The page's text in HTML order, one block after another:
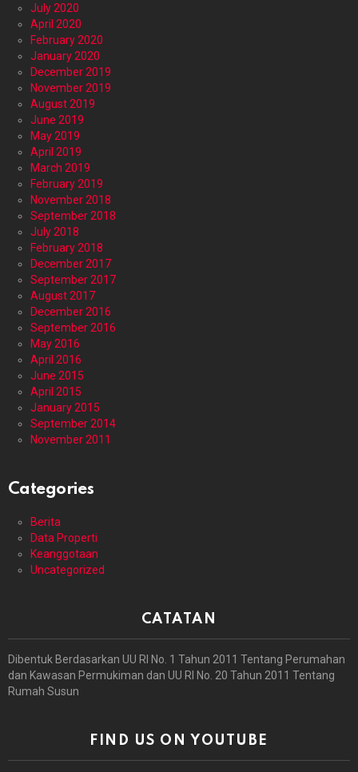
July 2020
April 2020
February 2020
January 2020
December 2019
November 2019
August 2019
June 2019
May 2019
April 2019
March 2019
February 2019
November 2018
September 2018
July 2018
February 2018
December 2017
September 2017
August 2017
December 2016
September 2016
May 2016
April 2016
June 2015
April 2015
January 2015
September 2014
November 2011
Categories
Berita
Data Properti
Keanggotaan
Uncategorized
CATATAN
Dibentuk Berdasarkan UU RI No. 1 Tahun 2011 Tentang Perumahan
dan Kawasan Permukiman dan UU RI No. 20 Tahun 2011 Tentang
Rumah Susun
FIND US ON YOUTUBE